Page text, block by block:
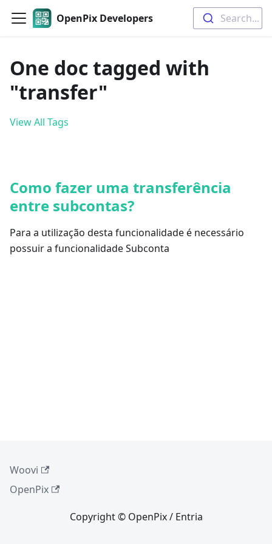
OpenPix Developers Search...
One doc tagged with
"transfer"
View All Tags
Como fazer uma transferência
entre subcontas?
Para a utilização desta funcionalidade é necessário
possuir a funcionalidade Subconta
Woovi
OpenPix
Copyright © OpenPix / Entria